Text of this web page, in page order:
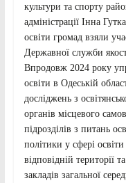
культури та спорту
адміністрації Інна
освіти громад взяли
Державної служби
Впродовж 2024 року
освіти в Одеській
досліджень з
органів місцевого
підрозділів з питань
політики у сфері
відповідній території
закладів загальної